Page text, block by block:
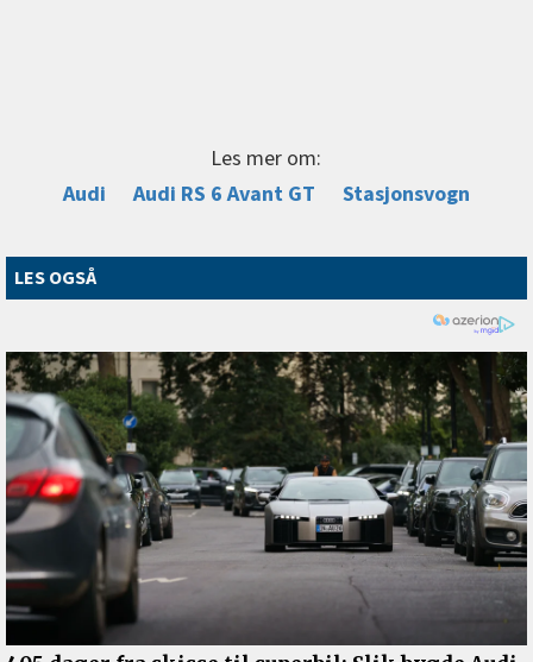
Les mer om:
Audi
Audi RS 6 Avant GT Stasjonsvogn
LES OGSÅ